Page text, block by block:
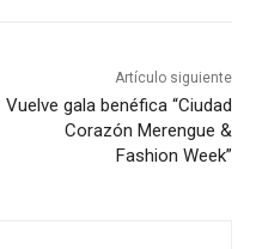
Artículo siguiente
Vuelve gala benéfica “Ciudad
Corazón Merengue &
Fashion Week”